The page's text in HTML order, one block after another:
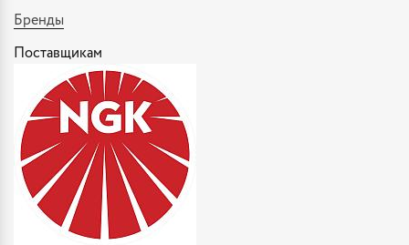
Бренды
Поставщикам